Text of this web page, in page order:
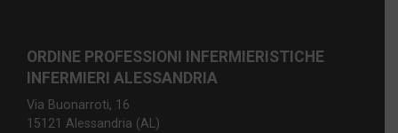
ORDINE PROFESSIONI INFERMIERISTICHE
INFERMIERI ALESSANDRIA
Via Buonarroti, 16
15121 Alessandria (AL)